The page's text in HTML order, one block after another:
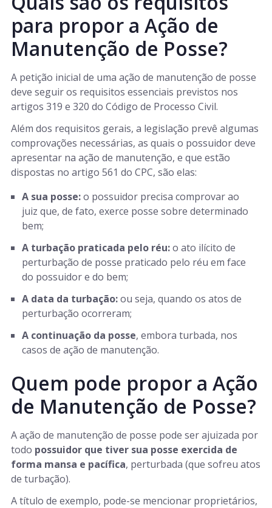
para propor a Ação de
Manutenção de Posse?
A petição inicial de uma ação de manutenção de posse
deve seguir os requisitos essenciais previstos nos
artigos 319 e 320 do Código de Processo Civil.
Além dos requisitos gerais, a legislação prevê algumas
comprovações necessárias, as quais o possuidor deve
apresentar na ação de manutenção, e que estão
dispostas no artigo 561 do CPC, são elas:
A sua posse:o possuidor precisa comprovar ao
juiz que, de fato, exerce posse sobre determinado
bem;
A turbação praticada pelo réu:o ato ilícito de
perturbação de posse praticado pelo réu em face
do possuidor e do bem;
A data da turbação:ou seja, quando os atos de
perturbação ocorreram;
A continuação da posse, embora turbada, nos
casos de ação de manutenção.
Quem pode propor a Ação
de Manutenção de Posse?
A ação de manutenção de posse pode ser ajuizada por
todo possuidor que tiver sua posse exercida de
forma mansa e pacífica, perturbada (que sofreu atos
de turbação).
A título de exemplo, pode-se mencionar proprietários,